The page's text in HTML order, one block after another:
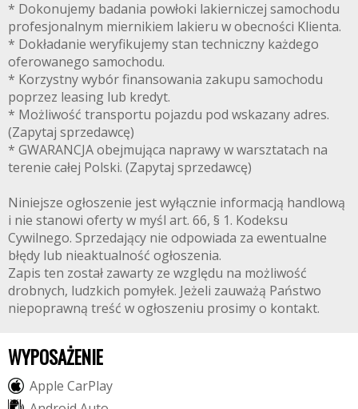
* Dokonujemy badania powłoki lakierniczej samochodu
profesjonalnym miernikiem lakieru w obecności Klienta.
* Dokładanie weryfikujemy stan techniczny każdego
oferowanego samochodu.
* Korzystny wybór finansowania zakupu samochodu
poprzez leasing lub kredyt.
* Możliwość transportu pojazdu pod wskazany adres.
(Zapytaj sprzedawcę)
* GWARANCJA obejmująca naprawy w warsztatach na
terenie całej Polski. (Zapytaj sprzedawcę)
Niniejsze ogłoszenie jest wyłącznie informacją handlową
i nie stanowi oferty w myśl art. 66, § 1. Kodeksu
Cywilnego. Sprzedający nie odpowiada za ewentualne
błędy lub nieaktualność ogłoszenia.
Zapis ten został zawarty ze względu na możliwość
drobnych, ludzkich pomyłek. Jeżeli zauważą Państwo
niepoprawną treść w ogłoszeniu prosimy o kontakt.
WYPOSAŻENIE
Apple CarPlay